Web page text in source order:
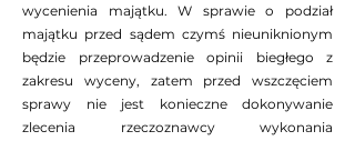
wycenienia majątku. W sprawie o podział
majątku przed sądem czymś nieuniknionym
będzie przeprowadzenie opinii biegłego z
zakresu wyceny, zatem przed wszczęciem
sprawy nie jest konieczne dokonywanie
zlecenia rzeczoznawcy wykonania